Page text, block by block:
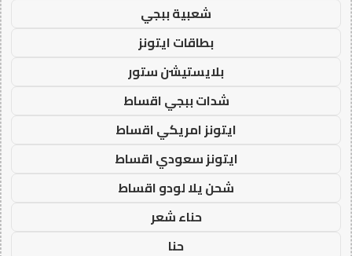
شعبية ببجي
بطاقات ايتونز
بلايستيشن ستور
شدات ببجي اقساط
ايتونز امريكي اقساط
ايتونز سعودي اقساط
شحن يلا لودو اقساط
حناء شعر
حنا